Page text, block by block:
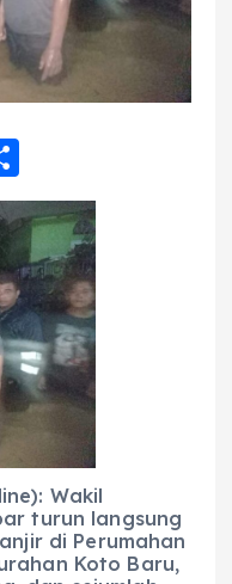
h
a
re
Wakil
turun langsung
di Perumahan
Koto Baru,